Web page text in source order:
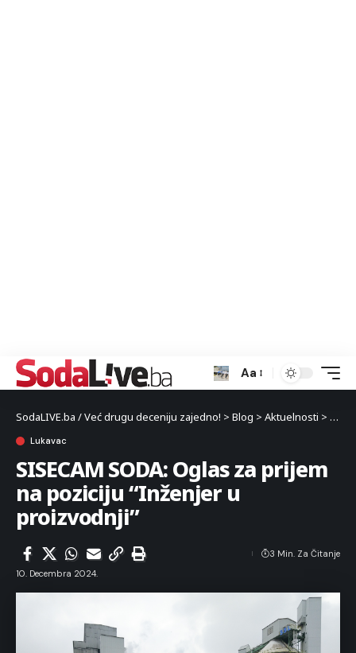
Aa
SodaLIVE.ba / Već drugu deceniju zajedno! > Blog > Aktuelnosti >
Lukavac
SISECAM SODA: Oglas za prijem
na poziciju “Inženjer u
proizvodnji”
10. Decembra 2024.
3 Min. Za Čitanje